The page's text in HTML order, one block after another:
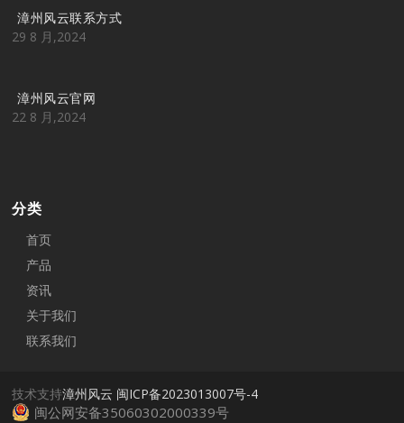
漳州风云联系方式
29 8 月,2024
漳州风云官网
22 8 月,2024
分类
首页
产品
资讯
关于我们
联系我们
技术支持漳州风云 闽ICP备2023013007号-4
闽公网安备35060302000339号